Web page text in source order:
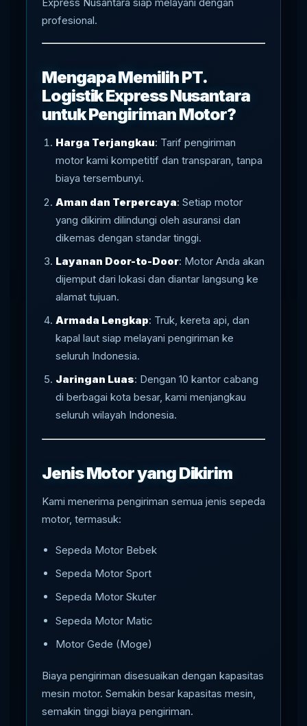
Express Nusantara siap melayani dengan
profesional.
Mengapa Memilih PT.
Logistik Express Nusantara
untuk Pengiriman Motor?
Harga Terjangkau: Tarif pengiriman
motor kami kompetitif dan transparan, tanpa
biaya tersembunyi.
Aman dan Terpercaya: Setiap motor
yang dikirim dilindungi oleh asuransi dan
dikemas dengan standar tinggi.
Layanan Door-to-Door: Motor Anda akan
dijemput dari lokasi dan diantar langsung ke
alamat tujuan.
Armada Lengkap: Truk, kereta api, dan
kapal laut siap melayani pengiriman ke
seluruh Indonesia.
Jaringan Luas: Dengan 10 kantor cabang
di berbagai kota besar, kami menjangkau
seluruh wilayah Indonesia.
Jenis Motor yang Dikirim
Kami menerima pengiriman semua jenis sepeda
motor, termasuk:
Sepeda Motor Bebek
Sepeda Motor Sport
Sepeda Motor Skuter
Sepeda Motor Matic
Motor Gede (Moge)
Biaya pengiriman disesuaikan dengan kapasitas
mesin motor. Semakin besar kapasitas mesin,
semakin tinggi biaya pengiriman.